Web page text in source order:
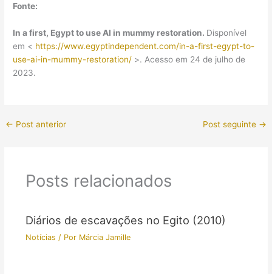
Fonte:
In a first, Egypt to use AI in mummy restoration. Disponível
em < https://www.egyptindependent.com/in-a-first-egypt-to-
use-ai-in-mummy-restoration/ >. Acesso em 24 de julho de
2023.
← Post anterior Post seguinte →
Posts relacionados
Diários de escavações no Egito (2010)
Notícias / Por Márcia Jamille